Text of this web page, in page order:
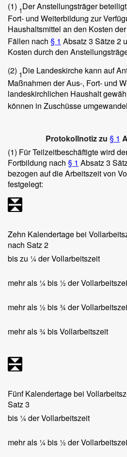
(1) 1Der Anstellungsträger
Fort- und Weiterbildung zur
Haushaltsmittel an den Kosten
Fällen nach § 1 Absatz 3 Sätze 2
Kosten durch den
(2) 1Die Landeskirche kann auf
Maßnahmen der Aus-, Fort- und
landeskirchlichen Haushalt
können in Zuschüsse
Protokollnotiz zu § 1
(1) Für Teilzeitbeschäftigte wird
Fortbildung nach § 1 Absatz 3
bezogen auf die Arbeitszeit von
festgelegt:
Zehn Kalendertage bei
nach Satz 2
bis zu ¼ der Vollarbeitszeit
mehr als ¼ bis ½ der
mehr als ½ bis ¾ der
mehr als ¾ bis Vollarbeitszeit
Fünf Kalendertage bei
Satz 3
bis ¼ der Vollarbeitszeit
mehr als ¼ bis ½ der